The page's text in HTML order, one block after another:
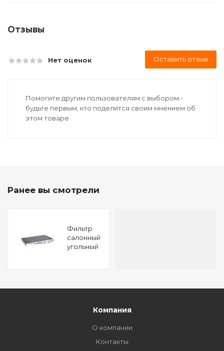
Отзывы
Нет оценок Оставить отзыв
Помогите другим пользователям с выбором -
будьте первым, кто поделится своим мнением об
этом товаре
Ранее вы смотрели
Фильтр
салонный
угольный
Компания
О компании
Контакты